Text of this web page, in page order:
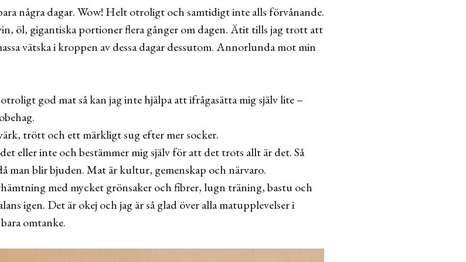
några dagar. Wow! Helt otroligt och samtidigt inte alls förvånande.
öl, gigantiska portioner flera gånger om dagen. Ätit tills jag trott att
vätska i kroppen av dessa dagar dessutom. Annorlunda mot min
god mat så kan jag inte hjälpa att ifrågasätta mig själv lite –
trött och ett märkligt sug efter mer socker.
eller inte och bestämmer mig själv för att det trots allt är det. Så
man blir bjuden. Mat är kultur, gemenskap och närvaro.
med mycket grönsaker och fibrer, lugn träning, bastu och
igen. Det är okej och jag är så glad över alla matupplevelser i
omtanke.